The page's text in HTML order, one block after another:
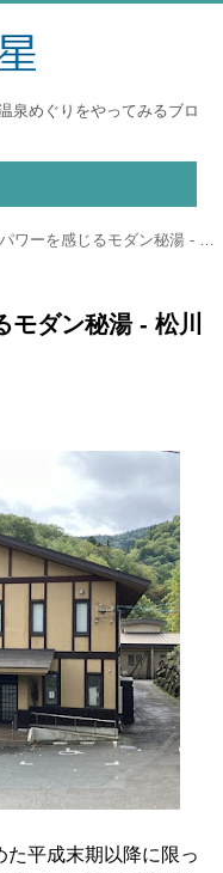
泉めぐりをやってみるブロ
を感じるモダン秘湯 - 松川温泉 峡雲荘
ダン秘湯 - 松川
た平成末期以降に限っ